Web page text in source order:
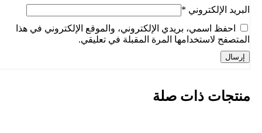
البريد الإلكتروني*
احفظ اسمي، بريدي الإلكتروني، والموقع الإلكتروني في هذا
المتصفح لاستخدامها المرة المقبلة في تعليقي.
منتجات ذات صلة